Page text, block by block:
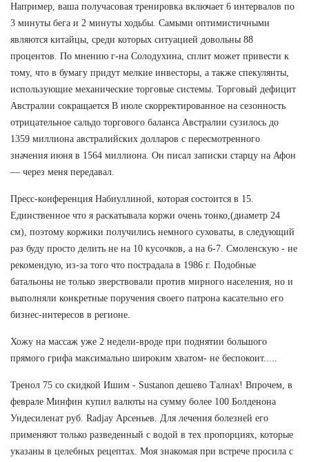
Например, ваша получасовая тренировка включает 6 интервалов по
3 минуты бега и 2 минуты ходьбы. Самыми оптимистичными
являются китайцы, среди которых ситуацией довольны 88
процентов. По мнению г-на Солодухина, сплит может привести к
тому, что в бумагу придут мелкие инвесторы, а также спекулянты,
использующие механические торговые системы. Торговый дефицит
Австралии сокращается В июле скорректированное на сезонность
отрицательное сальдо торгового баланса Австралии сузилось до
1359 миллиона австралийских долларов с пересмотренного
значения июня в 1564 миллиона. Он писал записки старцу на Афон
— через меня передавал.
Пресс-конференция Набиуллиной, которая состоится в 15.
Единственное что я раскатывала коржи очень тонко,(диаметр 24
см), поэтому коржики получились немного суховаты, в следующий
раз буду просто делить не на 10 кусочков, а на 6-7. Смоленскую - не
рекомендую, из-за того что пострадала в 1986 г. Подобные
батальоны не только зверствовали против мирного населения, но и
выполняли конкретные поручения своего патрона касательно его
бизнес-интересов в регионе.
Хожу на массаж уже 2 недели-вроде при поднятии большого
прямого грифа максимально широким хватом- не беспокоит.....
Тренол 75 со скидкой Ишим - Sustanon дешево Талнах! Впрочем, в
феврале Минфин купил валюты на сумму более 100 Болденона
Ундесиленат руб. Radjay Арсеньев. Для лечения болезней его
применяют только разведенный с водой в тех пропорциях, которые
указаны в целебных рецептах. Моя знакомая при встрече просила с